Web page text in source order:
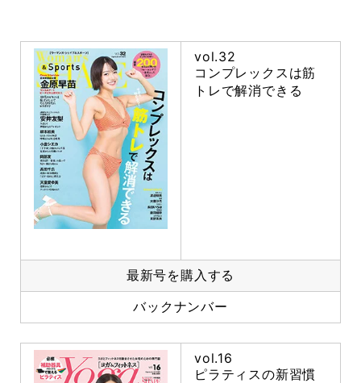
vol.32
コンプレックスは筋
トレで解消できる
最新号を購入する
バックナンバー
vol.16
ピラティスの新習慣